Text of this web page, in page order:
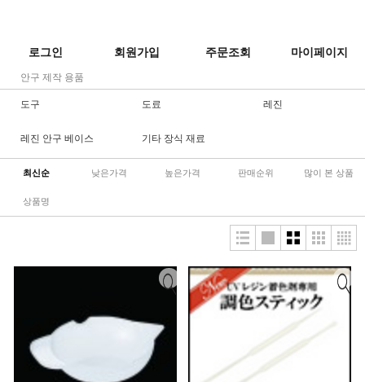
로그인 회원가입 주문조회 마이페이지
안구 제작 용품
도구 도료 레진
레진 안구 베이스 기타 장식 재료
최신순 낮은가격 높은가격 판매순위 많이 본 상품
상품명